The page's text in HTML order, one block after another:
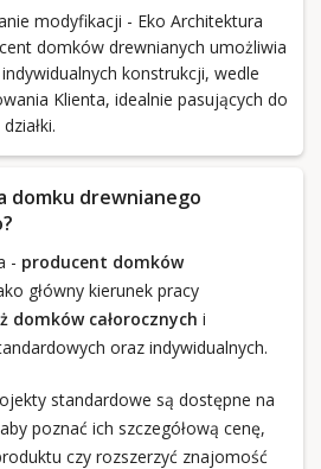
modyfikacji - Eko Architektura
domków drewnianych umożliwia
konstrukcji, wedle
Klienta, idealnie pasujących do
domku drewnianego
- producent domków
główny kierunek pracy
domków całorocznych i
oraz indywidualnych.
standardowe są dostępne na
poznać ich szczegółową cenę,
czy rozszerzyć znajomość